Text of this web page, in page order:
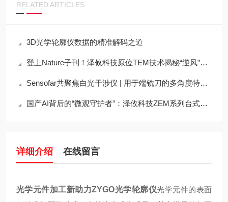
RELATED ARTICLES
3D光学轮廓仪数据的精准解码之道
登上Nature子刊！泽攸科技原位TEM技术揭秘“逆风”原子迁移奇观
Sensofar共聚焦白光干涉仪 | 用于端铣刀的多角度特性描述
国产AI背后的“微观守护者”：泽攸科技ZEM系列台式扫描电镜
详细介绍 在线留言
光学元件加工新助力ZYGO光学轮廓仪光学元件的表面